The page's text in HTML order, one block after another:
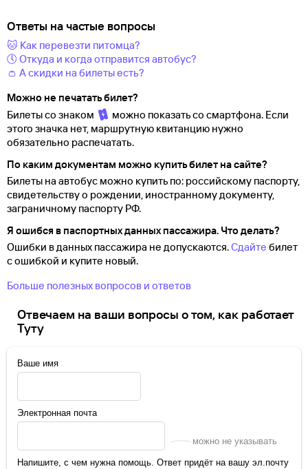
Ответы на частые вопросы
🐱 Как перевезти питомца?
🕔 Откуда и когда отправится автобус?
👛 А скидки на билеты есть?
Можно не печатать билет?
Билеты со знаком
можно показать со смартфона. Если
этого значка нет, маршрутную квитанцию нужно
обязательно распечатать.
По каким документам можно купить билет на сайте?
Билеты на автобус можно купить по: российскому паспорту,
свидетельству о рождении, иностранному документу,
заграничному паспорту РФ.
Я ошибся в паспортных данных пассажира. Что делать?
Ошибки в данных пассажира не допускаются.Сдайте билет
с ошибкой и купите новый.
Больше полезных вопросов и ответов
Отвечаем на ваши вопросы о том, как работает
Туту
Ваше имя
Электронная почта
можно не указывать
Напишите, с чем нужна помощь. Ответ придёт на вашу эл.почту